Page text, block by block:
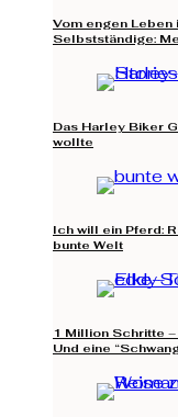
Vom engen Leben
Selbstständige:
Das Harley Biker
wollte
Ich will ein Pferd:
bunte Welt
1 Million Schritte
Und eine